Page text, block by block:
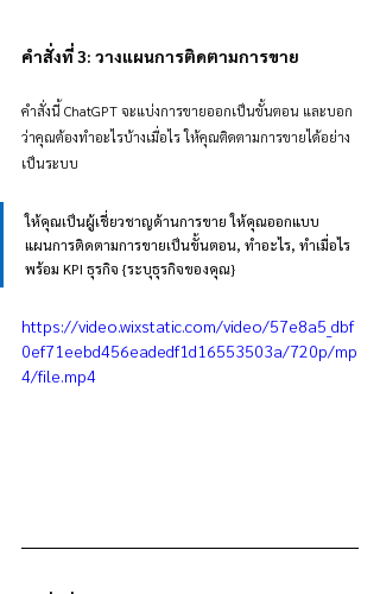
คำสั่งที่ 3: วางแผนการติดตามการขาย
คำสั่งนี้ ChatGPT จะแบ่งการขายออกเป็นขั้นตอน และบอก
ว่าคุณต้องทำอะไรบ้างเมื่อไร ให้คุณติดตามการขายได้อย่าง
เป็นระบบ
ให้คุณเป็นผู้เชี่ยวชาญด้านการขาย ให้คุณออกแบบ
แผนการติดตามการขายเป็นขั้นตอน, ทำอะไร, ทำเมื่อไร
พร้อม KPI ธุรกิจ {ระบุธุรกิจของคุณ}
https://video.wixstatic.com/video/57e8a5_dbf
0ef71eebd456eadedf1d16553503a/720p/mp
4/file.mp4